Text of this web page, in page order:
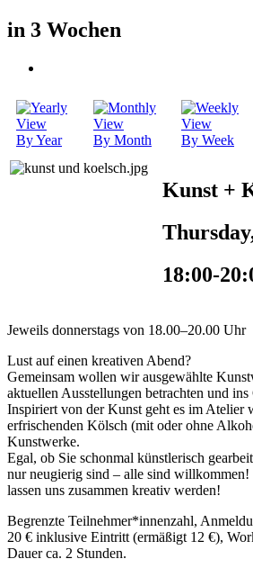
in 3 Wochen
By Year By Month By Week
Kunst +
18:00-
Jeweils donnerstags von 18.00–20.00 Uhr
Lust auf einen kreativen Abend?
Gemeinsam wollen wir ausgewählte
aktuellen Ausstellungen betrachten und ins
Inspiriert von der Kunst geht es im Atelier
erfrischenden Kölsch (mit oder ohne
Kunstwerke.
Egal, ob Sie schonmal künstlerisch
nur neugierig sind – alle sind
lassen uns zusammen kreativ werden!
Begrenzte Teilnehmer*innenzahl,
20 € inklusive Eintritt (ermäßigt 12 €),
Dauer ca. 2 Stunden.